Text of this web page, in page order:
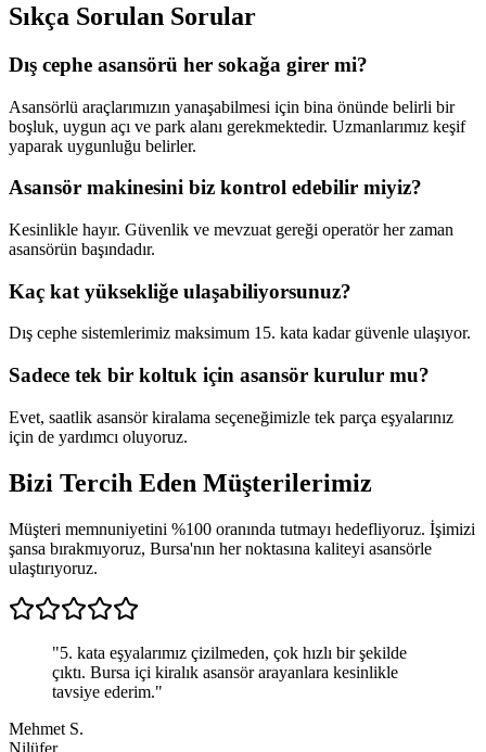
Sıkça Sorulan Sorular
Dış cephe asansörü her sokağa girer mi?
Asansörlü araçlarımızın yanaşabilmesi için bina önünde belirli bir
boşluk, uygun açı ve park alanı gerekmektedir. Uzmanlarımız keşif
yaparak uygunluğu belirler.
Asansör makinesini biz kontrol edebilir miyiz?
Kesinlikle hayır. Güvenlik ve mevzuat gereği operatör her zaman
asansörün başındadır.
Kaç kat yüksekliğe ulaşabiliyorsunuz?
Dış cephe sistemlerimiz maksimum 15. kata kadar güvenle ulaşıyor.
Sadece tek bir koltuk için asansör kurulur mu?
Evet, saatlik asansör kiralama seçeneğimizle tek parça eşyalarınız
için de yardımcı oluyoruz.
Bizi Tercih Eden Müşterilerimiz
Müşteri memnuniyetini %100 oranında tutmayı hedefliyoruz. İşimizi
şansa bırakmıyoruz, Bursa'nın her noktasına kaliteyi asansörle
ulaştırıyoruz.
"5. kata eşyalarımız çizilmeden, çok hızlı bir şekilde
çıktı. Bursa içi kiralık asansör arayanlara kesinlikle
tavsiye ederim."
Mehmet S.
Nilüfer